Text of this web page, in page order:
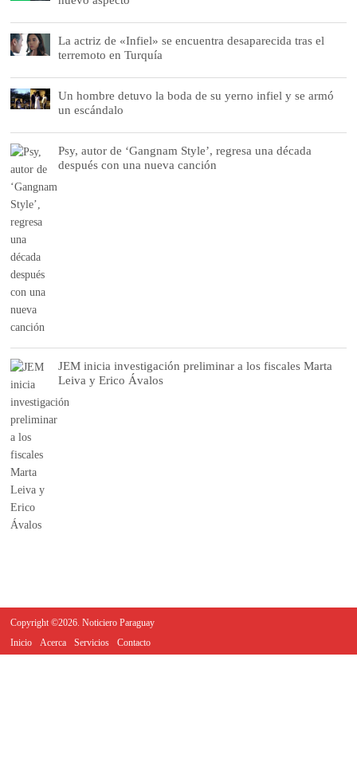
La actriz de «Infiel» se encuentra desaparecida tras el
terremoto en Turquía
Un hombre detuvo la boda de su yerno infiel y se armó
un escándalo
Psy, autor de ‘Gangnam Style’, regresa una década
después con una nueva canción
JEM inicia investigación preliminar a los fiscales Marta
Leiva y Erico Ávalos
Copyright ©2026. Noticiero Paraguay
Inicio
Acerca Servicios Contacto